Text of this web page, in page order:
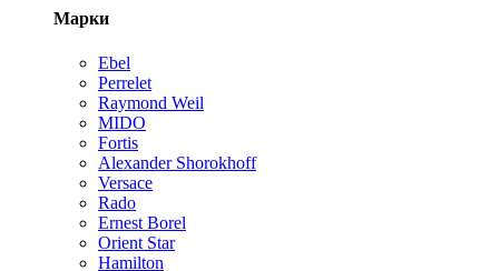
Марки
Ebel
Perrelet
Raymond Weil
MIDO
Fortis
Alexander Shorokhoff
Versace
Rado
Ernest Borel
Orient Star
Hamilton